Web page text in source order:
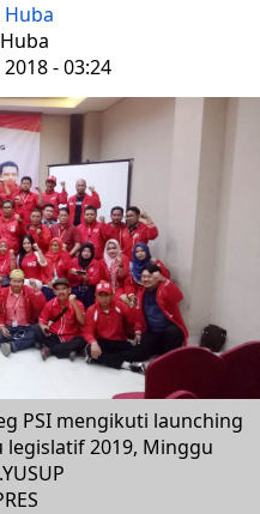
Huba
- 03:24
PSI mengikuti launching
2019, Minggu